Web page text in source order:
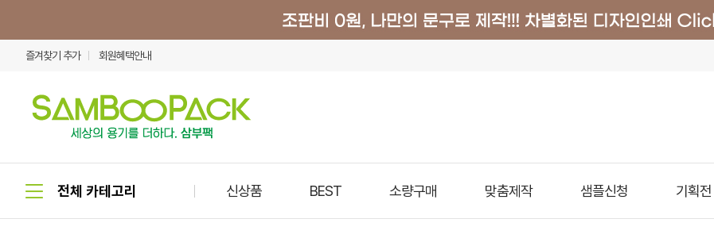
즐겨찾기 추가 회원혜택안내
신상품 BEST 소량구매 맞춤제작 샘플신청 기획전